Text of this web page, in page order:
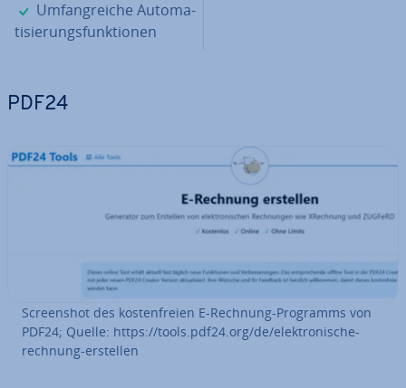
✓
Um­fang­rei­che Au­to­ma­
ti­sie­rungs­funk­tio­nen
PDF24
Screen­shot des kos­ten­frei­en E-Rechnung-Programms von
PDF24; Quelle: https://tools.pdf24.org/de/elek­tro­ni­sche-
rechnung-erstellen